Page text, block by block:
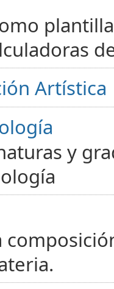
Artística
y